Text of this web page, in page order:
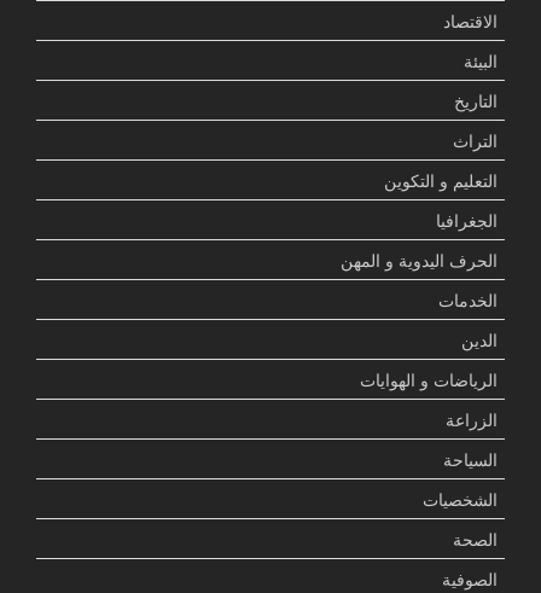
الاقتصاد
البيئة
التاريخ
التراث
التعليم و التكوين
الجغرافيا
الحرف اليدوية و المهن
الخدمات
الدين
الرياضات و الهوايات
الزراعة
السياحة
الشخصيات
الصحة
الصوفية